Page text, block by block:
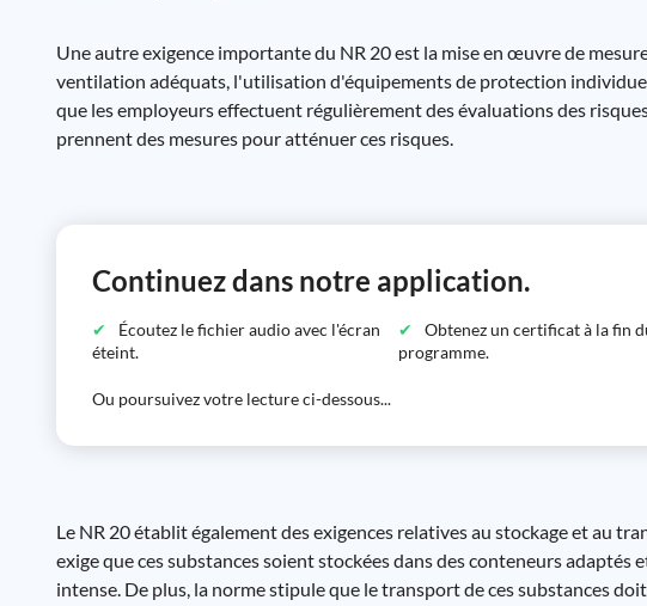
Une autre exigence importante du NR 20 est la mise en œuvre de
ventilation adéquats, l'utilisation d'équipements de protection
que les employeurs effectuent régulièrement des évaluations des
prennent des mesures pour atténuer ces risques.
Continuez dans notre application.
Écoutez le fichier audio avec l'écran
éteint.
Obtenez un certificat à la fin
programme.
Ou poursuivez votre lecture ci-dessous...
Le NR 20 établit également des exigences relatives au stockage et au
exige que ces substances soient stockées dans des conteneurs
intense. De plus, la norme stipule que le transport de ces substances